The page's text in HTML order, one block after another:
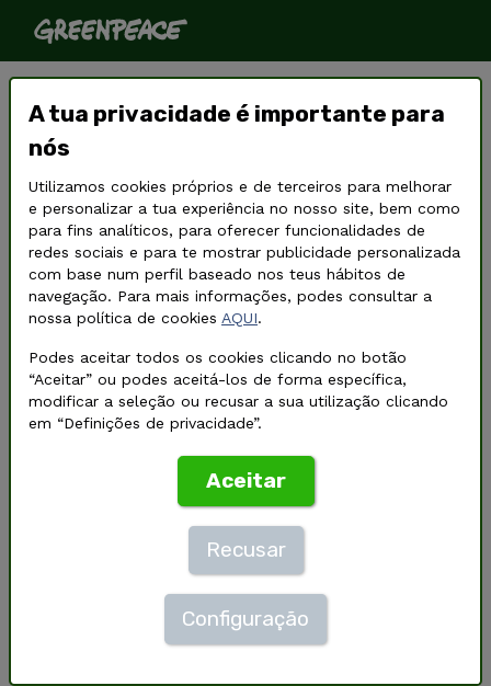
Travar os Incêndios em
Portugal: menos reação, mais
prevenção!
é uma tarefa quase impossível, dada a sua enorme
complexidade. No entanto, ao compreendermos como
A tua privacidade é importante para
nós
Utilizamos cookies próprios e de terceiros para melhorar
e personalizar a tua experiência no nosso site, bem como
para fins analíticos, para oferecer funcionalidades de
redes sociais e para te mostrar publicidade personalizada
com base num perfil baseado nos teus hábitos de
navegação. Para mais informações, podes consultar a
nossa política de cookies AQUI.
Podes aceitar todos os cookies clicando no botão
“Aceitar” ou podes aceitá-los de forma específica,
modificar a seleção ou recusar a sua utilização clicando
em “Definições de privacidade”.
Aceitar
Recusar
Configuração